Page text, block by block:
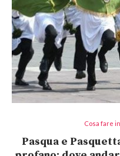
Cosa fare
Pasqua e